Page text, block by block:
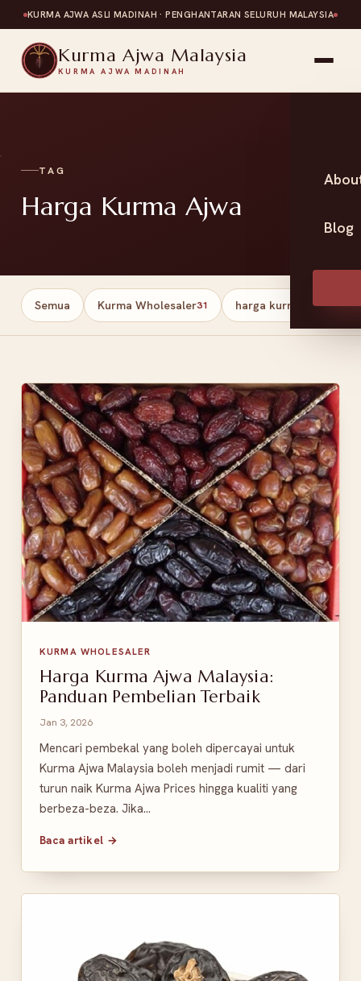
KURMA AJWA ASLI MADINAH · PENGHANTARAN SELURUH MALAYSIA
Kurma Ajwa Malaysia
KURMA AJWA MADINAH
Blog
TAG
Harga Kurma Ajwa
Semua Kurma Wholesaler31 harga kurma 13
KURMA WHOLESALER
Harga Kurma Ajwa Malaysia:
Panduan Pembelian Terbaik
Jan 3, 2026
Mencari pembekal yang boleh dipercayai untuk
Kurma Ajwa Malaysia boleh menjadi rumit — dari
turun naik Kurma Ajwa Prices hingga kualiti yang
berbeza-beza. Jika…
Baca artikel →